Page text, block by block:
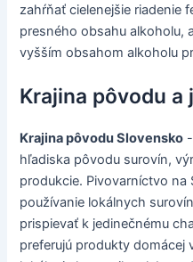
zahŕňať cielenejšie riadenie
presného obsahu alkoholu,
vyšším obsahom alkoholu
Krajina pôvodu a
Krajina pôvodu Slovensko
hľadiska pôvodu surovín,
produkcie. Pivovarníctvo na
používanie lokálnych
prispievať k jedinečnému
preferujú produkty